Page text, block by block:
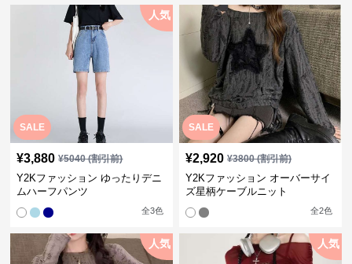
SALE
人気
¥3,880 ¥5040(割引前)
Y2Kファッション ゆったりデニ
ムハーフパンツ
全3色
SALE
¥2,920 ¥3800(割引前)
Y2Kファッション オーバーサイ
ズ星柄ケーブルニット
全2色
人気 人気